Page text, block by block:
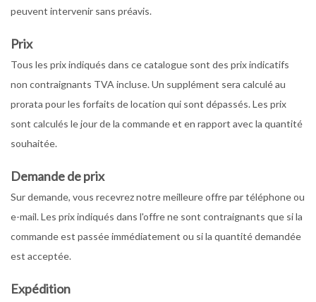
peuvent intervenir sans préavis.
Prix
Tous les prix indiqués dans ce catalogue sont des prix indicatifs
non contraignants TVA incluse. Un supplément sera calculé au
prorata pour les forfaits de location qui sont dépassés. Les prix
sont calculés le jour de la commande et en rapport avec la quantité
souhaitée.
Demande de prix
Sur demande, vous recevrez notre meilleure offre par téléphone ou
e-mail. Les prix indiqués dans l'offre ne sont contraignants que si la
commande est passée immédiatement ou si la quantité demandée
est acceptée.
Expédition